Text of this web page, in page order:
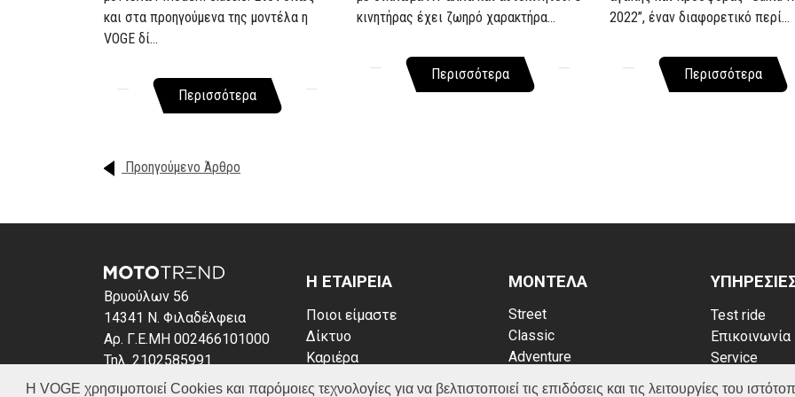
Η VOGE χρησιμοποιεί Cookies και παρόμοιες τεχνολογίες για να βελτιστοποιεί τις επιδόσεις και τις λειτουργίες του
και στα προηγούμενα της μοντέλα η
VOGE δί...
Περισσότερα
κινητήρας έχει ζωηρό χαρακτήρα...
Περισσότερα
2022”, έναν διαφορετικό περί...
Περισσότερα
Προηγούμενο Άρθρο
Βρυούλων 56
14341 Ν. Φιλαδέλφεια
Αρ. Γ.Ε.ΜΗ 002466101000
Τηλ. 2102585991
E-mail: info@voge.gr
Η ΕΤΑΙΡΕΙΑ
Ποιοι είμαστε
Δίκτυο
Καριέρα
ΜΟΝΤΕΛΑ
Street
Classic
Adventure
Test ride
Επικοινωνία
Service
Κατάλογος